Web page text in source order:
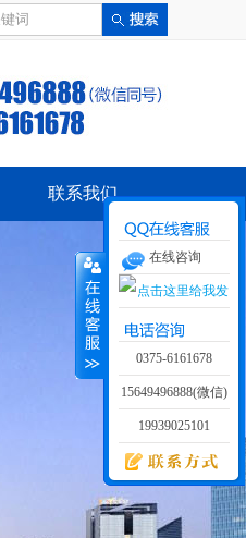
联系我们
在线咨询
0375-6161678
15649496888(微信)
19939025101